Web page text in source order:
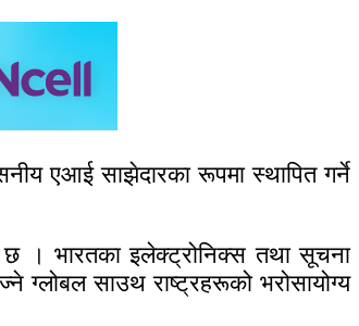
एआई साझेदारका रूपमा स्थापित गर्ने
छ । भारतका इलेक्ट्रोनिक्स तथा सूचना
ग्लोबल साउथ राष्ट्रहरूको भरोसायोग्य